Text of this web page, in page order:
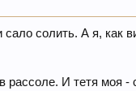
солить. А я, как
рассоле. И тетя моя